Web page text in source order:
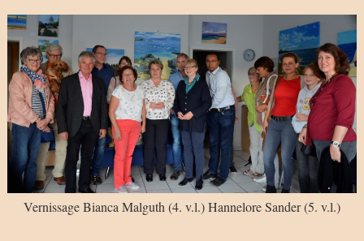
Vernissage Bianca Malguth (4. v.l.) Hannelore Sander (5. v.l.)